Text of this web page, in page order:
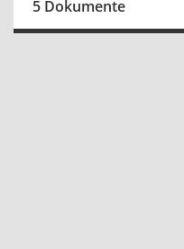
5 Dokumente